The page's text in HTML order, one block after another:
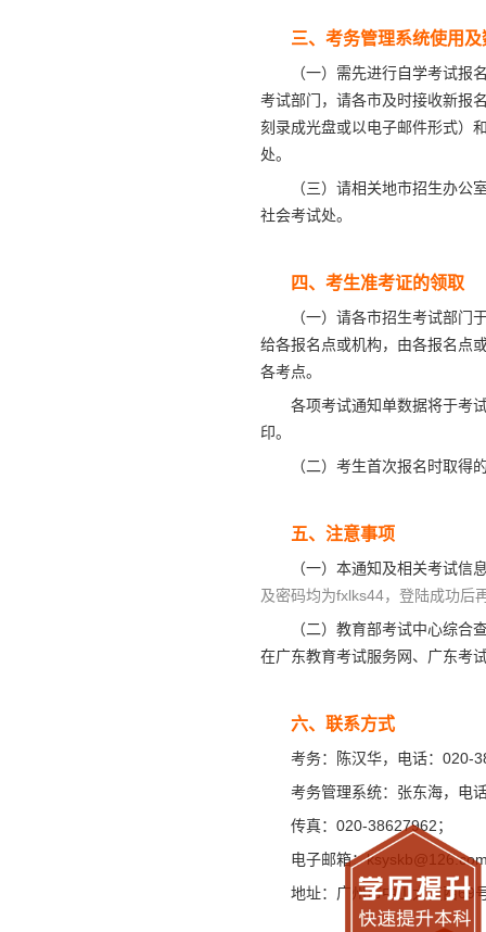
三、考务管理系统使用
（一）需先进行自学考试
考试部门，请各市及时接收新报
刻录成光盘或以电子邮件形式）
处。
（三）请相关地市招生办
社会考试处。
四、考生准考证的领取
（一）请各市招生考试部
给各报名点或机构，由各报名点
各考点。
各项考试通知单数据将于考
印。
（二）考生首次报名时取
五、注意事项
（一）本通知及相关考试信
及密码均为fxlks44，登陆成功后
（二）教育部考试中心综
在广东教育考试服务网、广东考
六、联系方式
考务：陈汉华，电话：020-
考务管理系统：张东海，电
传真：020-38627962；
电子邮箱：
地址：广州市中山大道西69